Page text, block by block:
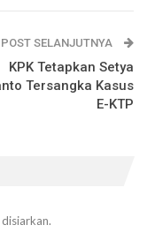
POST SELANJUTNYA
KPK Tetapkan Setya
Tersangka Kasus
E-KTP